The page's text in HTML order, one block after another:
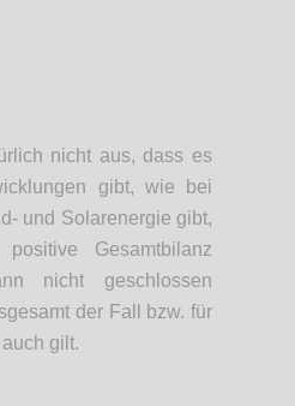
nicht aus, dass es
gibt, wie bei
und Solarenergie gibt,
Gesamtbilanz
nicht geschlossen
der Fall bzw. für
gilt.